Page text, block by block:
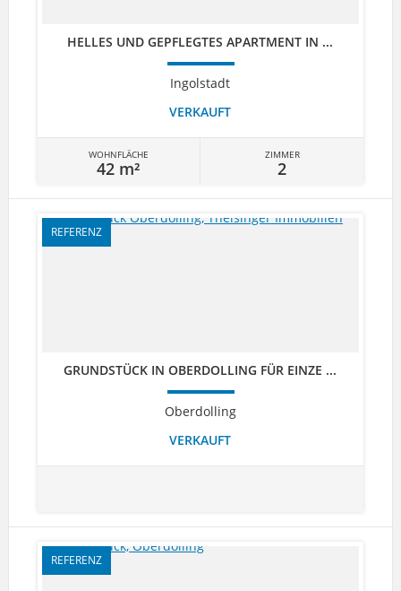
HELLES UND GEPFLEGTES APARTMENT IN ...
Ingolstadt
VERKAUFT
WOHNFLÄCHE
42 m²
ZIMMER
2
REFERENZ
GRUNDSTÜCK IN OBERDOLLING FÜR EINZE ...
Oberdolling
VERKAUFT
REFERENZ